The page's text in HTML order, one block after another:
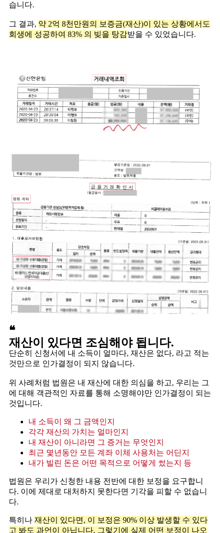
습니다. ​
그 결과, 약 2억 8천만원의 보증금(재산)이 있는 상황에서도
회생에 성공하여 83% 의 빚을 탕감받을 수 있었습니다.
❝
재산이 있다면 조심해야 됩니다.
단순히 신청서에 내 소득이 얼마다, 재산은 없다, 라고 적는
것만으로 인가결정이 되지 않습니다. ​
위 사례처럼 법원은 내 재산에 대한 의심을 하고, 우리는 그
에 대해 객관적인 자료를 통해 소명해야만 인가결정이 되는
것입니다.
내 소득이 왜 그 금액인지
각각 재산의 가치는 얼마인지
내 재산이 아니라면 그 증거는 무엇인지
최근 몇년동안 모든 계좌 이체 사용처는 어딘지
내가 빌린 돈은 어떤 목적으로 어떻게 썼는지 등
법원은 우리가 신청한 내용 전반에 대한 보정을 요구합니
다. 이에 제대로 대처하지 못한다면 기각을 피할 수 없습니
다.
특히나 재산이 있다면, 이 보정은 90% 이상 발생할 수 있다
고 봐도 과언이 아닙니다. 그렇기에 실제 어떤 보정이 나오